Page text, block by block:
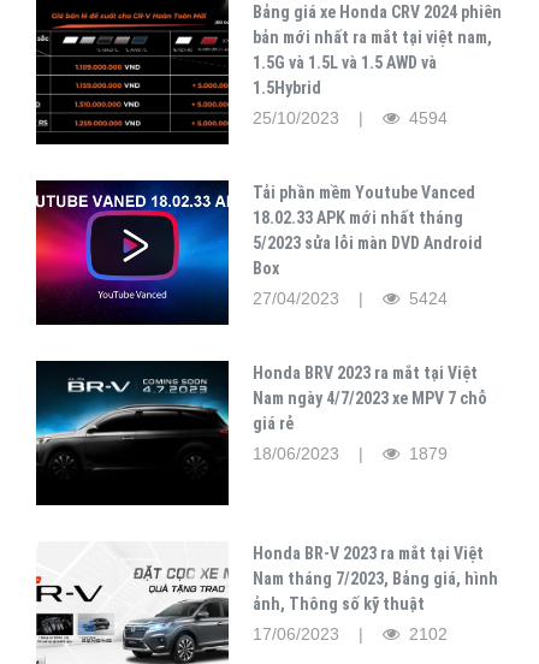
Bảng giá xe Honda CRV 2024 phiên
bản mới nhất ra mắt tại việt nam,
1.5G và 1.5L và 1.5 AWD và
1.5Hybrid
25/10/2023 |
4594
Tải phần mềm Youtube Vanced
18.02.33 APK mới nhất tháng
5/2023 sửa lỗi màn DVD Android
Box
27/04/2023 |
5424
Honda BRV 2023 ra mắt tại Việt
Nam ngày 4/7/2023 xe MPV 7 chỗ
giá rẻ
18/06/2023 |
1879
Honda BR-V 2023 ra mắt tại Việt
Nam tháng 7/2023, Bảng giá, hình
ảnh, Thông số kỹ thuật
17/06/2023 |
2102